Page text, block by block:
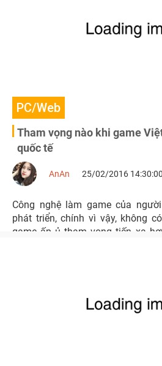
PC/Web
Tham vọng nào khi game
quốc tế
AnAn 25/02/2016 14:30:00
Công nghệ làm game của
phát triển, chính vì vậy, không
game ấp ủ tham vọng tiến xa